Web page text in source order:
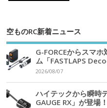
空ものRC新着ニュース
G-FORCEからスマ
ム「FASTLAPS
2026/08/07
ハイテックから瞬時
GAUGE RX」が登場！